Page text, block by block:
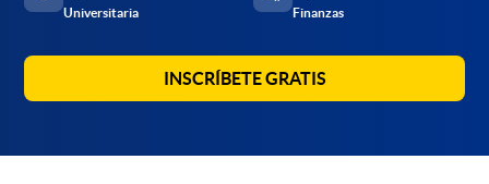
Universitaria
Finanzas
INSCRÍBETE GRATIS